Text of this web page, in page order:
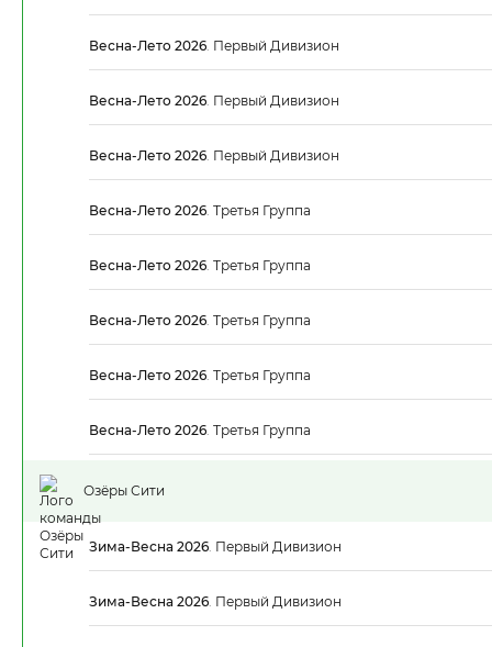
Весна-Лето 2026. Первый Дивизион
Весна-Лето 2026. Первый Дивизион
Весна-Лето 2026. Первый Дивизион
Весна-Лето 2026. Третья Группа
Весна-Лето 2026. Третья Группа
Весна-Лето 2026. Третья Группа
Весна-Лето 2026. Третья Группа
Весна-Лето 2026. Третья Группа
Озёры Сити
Зима-Весна 2026. Первый Дивизион
Зима-Весна 2026. Первый Дивизион